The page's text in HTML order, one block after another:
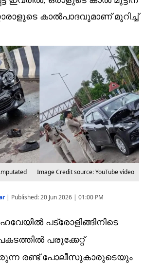
കാൽപാദവുമാണ് മുറിച്ച്
Image Credit source: YouTube video
| Published:20 Jun 2026 | 01:00 PM
പട്രോളിങ്ങിനിടെ
പരുക്കേറ്റ്
രണ്ട് പോലീസുകാരുടെയും